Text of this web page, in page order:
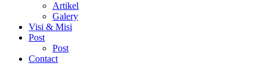
Artikel
Galery
Visi & Misi
Post
Post
Contact